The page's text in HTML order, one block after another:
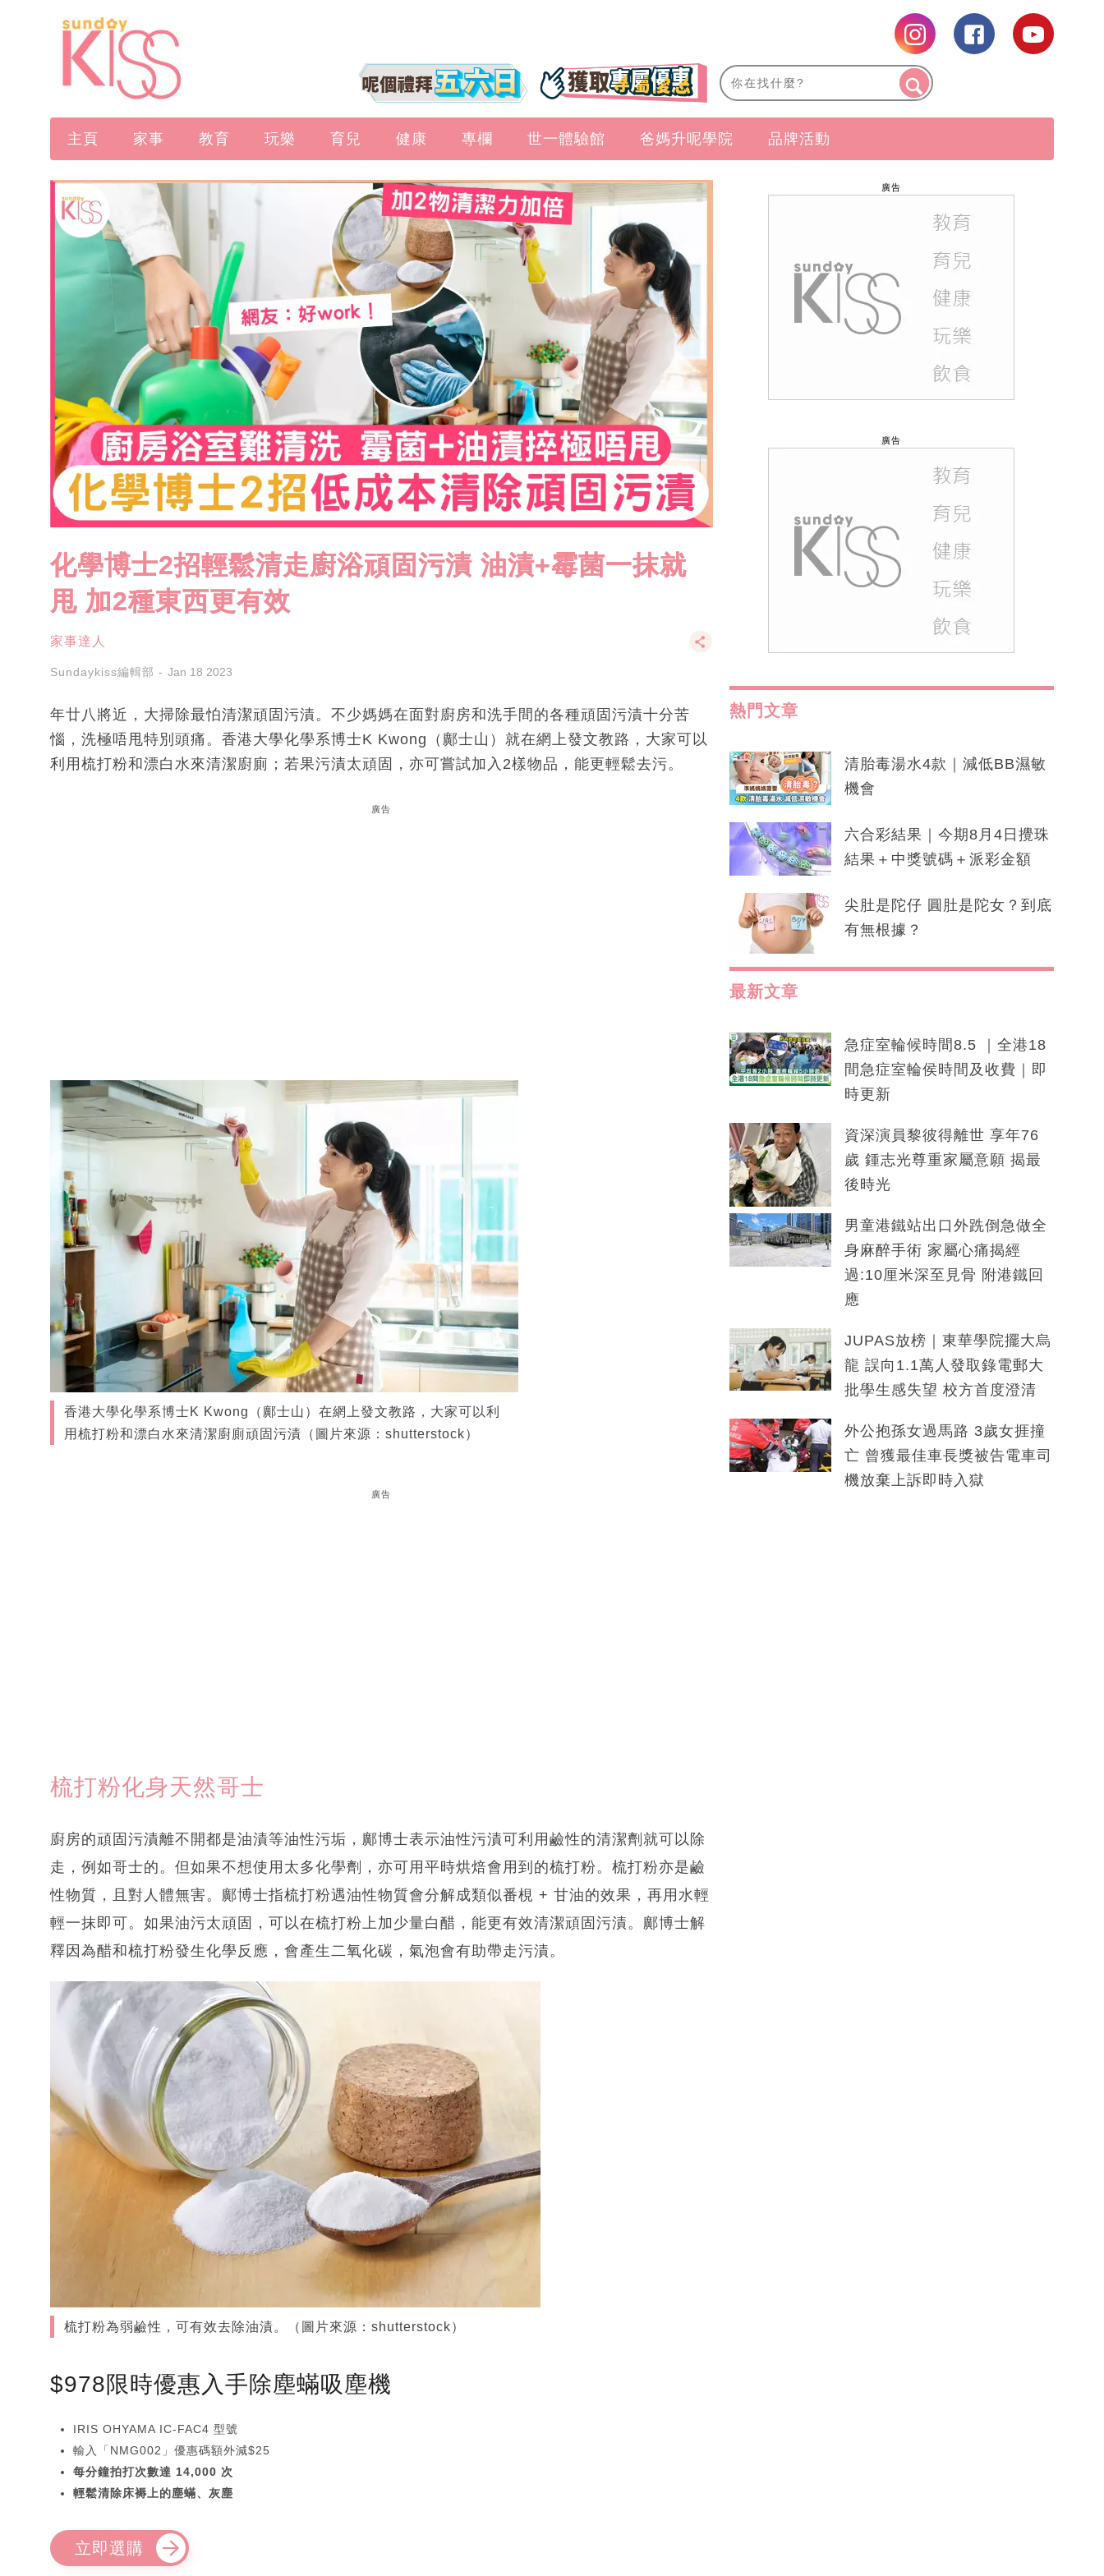
主頁 家事 教育 玩樂 育兒 健康 專欄 世一體驗館 爸媽升呢學院 品牌活動
化學博士2招輕鬆清走廚浴頑固污漬 油漬+霉菌一抹就
甩 加2種東西更有效
家事達人
Sundaykiss編輯部 Jan 18 2023
年廿八將近，大掃除最怕清潔頑固污漬。不少媽媽在面對廚房和洗手間的各種頑固污漬十分苦
惱，洗極唔甩特別頭痛。香港大學化學系博士K Kwong（鄺士山）就在網上發文教路，大家可以
利用梳打粉和漂白水來清潔廚廁；若果污漬太頑固，亦可嘗試加入2樣物品，能更輕鬆去污。
廣告
香港大學化學系博士K Kwong（鄺士山）在網上發文教路，大家可以利
用梳打粉和漂白水來清潔廚廁頑固污漬（圖片來源：shutterstock）
廣告
梳打粉化身天然哥士
廚房的頑固污漬離不開都是油漬等油性污垢，鄺博士表示油性污漬可利用鹼性的清潔劑就可以除
走，例如哥士的。但如果不想使用太多化學劑，亦可用平時烘焙會用到的梳打粉。梳打粉亦是鹼
性物質，且對人體無害。鄺博士指梳打粉遇油性物質會分解成類似番梘 + 甘油的效果，再用水輕
輕一抹即可。如果油污太頑固，可以在梳打粉上加少量白醋，能更有效清潔頑固污漬。鄺博士解
釋因為醋和梳打粉發生化學反應，會產生二氧化碳，氣泡會有助帶走污漬。
梳打粉為弱鹼性，可有效去除油漬。（圖片來源：shutterstock）
$978限時優惠入手除塵蟎吸塵機
IRIS OHYAMA IC-FAC4 型號
輸入「NMG002」優惠碼額外減$25
每分鐘拍打次數達 14,000 次
輕鬆清除床褥上的塵蟎、灰塵
立即選購
廣告
廣告
熱門文章
清胎毒湯水4款｜減低BB濕敏
機會
六合彩結果｜今期8月4日攪珠
結果＋中獎號碼＋派彩金額
尖肚是陀仔 圓肚是陀女？到底
有無根據？
最新文章
急症室輪候時間8.5 ｜全港18
間急症室輪侯時間及收費｜即
時更新
資深演員黎彼得離世 享年76
歲 鍾志光尊重家屬意願 揭最
後時光
男童港鐵站出口外跣倒急做全
身麻醉手術 家屬心痛揭經
過:10厘米深至見骨 附港鐵回
應
JUPAS放榜｜東華學院擺大烏
龍 誤向1.1萬人發取錄電郵大
批學生感失望 校方首度澄清
外公抱孫女過馬路 3歲女捱撞
亡 曾獲最佳車長獎被告電車司
機放棄上訴即時入獄